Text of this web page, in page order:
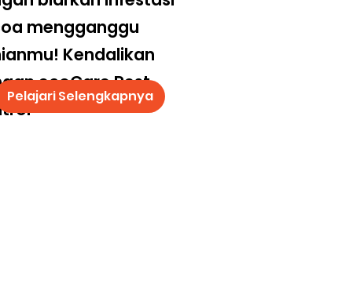
mengganggu
Kendalikan
ecoCare Pest
Pelajari Selengkapnya